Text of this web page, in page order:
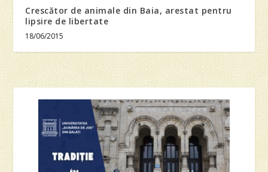
Crescător de animale din Baia, arestat pentru
lipsire de libertate
18/06/2015